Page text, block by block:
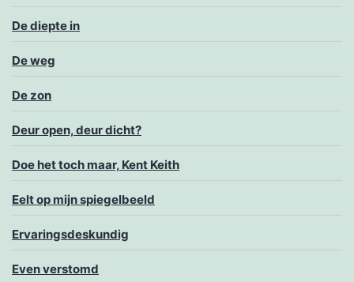
De diepte in
De weg
De zon
Deur open, deur dicht?
Doe het toch maar, Kent Keith
Eelt op mijn spiegelbeeld
Ervaringsdeskundig
Even verstomd